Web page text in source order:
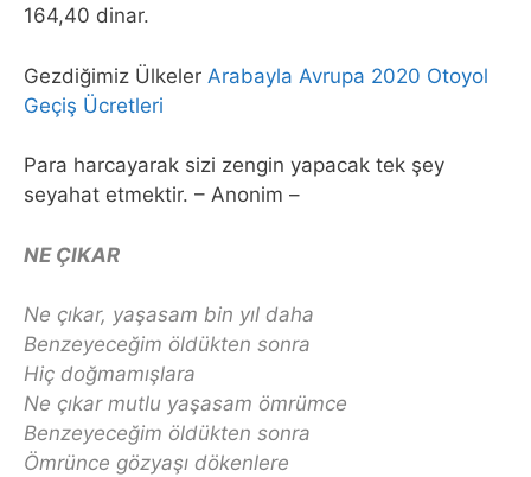
164,40 dinar.
Gezdiğimiz Ülkeler Arabayla Avrupa 2020 Otoyol
Geçiş Ücretleri
Para harcayarak sizi zengin yapacak tek şey
seyahat etmektir. – Anonim –
NE ÇIKAR
Ne çıkar, yaşasam bin yıl daha
Benzeyeceğim öldükten sonra
Hiç doğmamışlara
Ne çıkar mutlu yaşasam ömrümce
Benzeyeceğim öldükten sonra
Ömrünce gözyaşı dökenlere